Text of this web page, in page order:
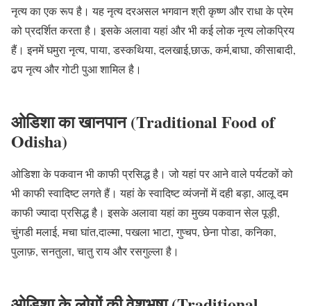
नृत्य का एक रूप है। यह नृत्य दरअसल भगवान श्री कृष्ण और राधा के प्रेम
को प्रदर्शित करता है। इसके अलावा यहां और भी कई लोक नृत्य लोकप्रिय
हैं। इनमें घमुरा नृत्य, पाया, डस्कथिया, दलखाई,छाऊ, कर्म,बाघा, कीसाबादी,
ढप नृत्य और गोटी पुआ शामिल है।
ओडिशा का खानपान (Traditional Food of
Odisha)
ओडिशा के पकवान भी काफी प्रसिद्ध है। जो यहां पर आने वाले पर्यटकों को
भी काफी स्वादिष्ट लगते हैं। यहां के स्वादिष्ट व्यंजनों में दही बड़ा, आलू दम
काफी ज्यादा प्रसिद्ध है। इसके अलावा यहां का मुख्य पकवान सेल पूड़ी,
चुंगडी मलाई, मचा घांत,दाल्मा, पखला भाटा, गुप्चप, छेना पोडा, कनिका,
पुलाफ़, सनतुला, चातु राय और रसगुल्ला है।